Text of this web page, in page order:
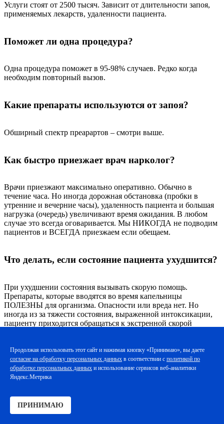
Услуги стоят от 2500 тысяч. Зависит от длительности запоя,
применяемых лекарств, удаленности пациента.
Поможет ли одна процедура?
Одна процедура поможет в 95-98% случаев. Редко когда
необходим повторный вызов.
Какие препараты используются от запоя?
Обширный спектр преарартов – смотри выше.
Как быстро приезжает врач нарколог?
Врачи приезжают максимально оперативно. Обычно в
течение часа. Но иногда дорожная обстановка (пробки в
утренние и вечерние часы), удаленность пациента и большая
нагрузка (очередь) увеличивают время ожидания. В любом
случае это всегда оговаривается. Мы НИКОГДА не подводим
пациентов и ВСЕГДА приезжаем если обещаем.
Что делать, если состояние пациента ухудшится?
При ухудшении состояния вызывать скорую помощь.
Препараты, которые вводятся во время капельницы
ПОЛЕЗНЫ для организма. Опасности или вреда нет. Но
иногда из за тяжести состояния, выраженной интоксикации,
пациенту приходится обращаться к экстренной скорой
Возможно ли проведение процедуры в домашних
условиях?
В домашних условиях максимально безопасно. Опытный врач
на протяжении всей процедуры с вами. По окончании
измеряется давление, пульс, ЧСС, сатурация, оставляются
Продолжая использовать этот сайт и нажимая кнопку «Принимаю», вы даете
согласие на обработку персональных данных в соответствии с политикой по
обработке персональных данных и использование сервисов веб-аналитики
Яндекс.Метрика
ПРИНИМАЮ